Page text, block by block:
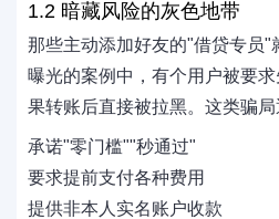
1.2 暗藏风险的灰色地带
那些主动添加好友的"借贷专员"
曝光的案例中，有个用户被要
果转账后直接被拉黑。这类骗局
承诺"零门槛""秒通过"
要求提前支付各种费用
提供非本人实名账户收款